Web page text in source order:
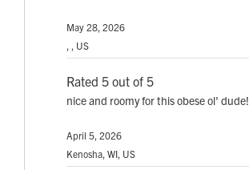
May 28, 2026
, , US
Rated 5 out of 5
nice and roomy for this obese ol' dude!
April 5, 2026
Kenosha, WI, US